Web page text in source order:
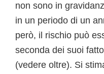
non sono in
in un periodo di un
però, il rischio può
seconda dei suoi
(vedere oltre). Si